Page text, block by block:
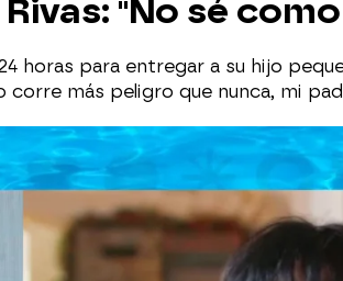
"No sé
horas para entregar a su hijo
más peligro que nunca, mi
Rivas escribe una carta a
Italia con el padre
pide al Fiscal que evite la